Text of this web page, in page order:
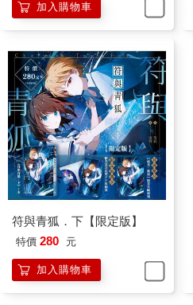
加入購物車
符與青狐．下【限定版】
特價 280 元
加入購物車